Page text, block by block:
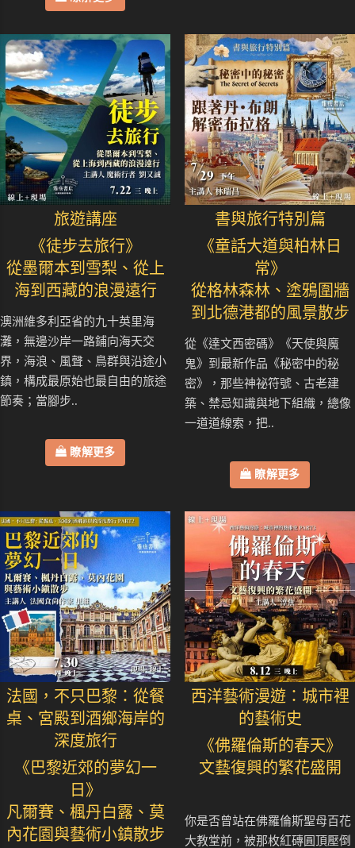
旅遊講座
《徒步去旅行》
從墨爾本到雪梨、從上
海到西藏的浪漫遠行
澳洲維多利亞省的九十英里海
灘，無邊沙岸一路鋪向海天交
界，海浪、風聲、鳥群與沿途小
鎮，構成最原始也最自由的旅途
節奏；當腳步..
瞭解更多
書與旅行特別篇
《童話大道與柏林日
常》
從格林森林、塗鴉圍牆
到北德港都的風景散步
從《達文西密碼》《天使與魔
鬼》到最新作品《秘密中的秘
密》，那些神祕符號、古老建
築、禁忌知識與地下組織，總像
一道道線索，把..
瞭解更多
法國，不只巴黎：從餐
桌、宮殿到酒鄉海岸的
深度旅行
《巴黎近郊的夢幻一
日》
凡爾賽、楓丹白露、莫
內花園與藝術小鎮散步
西洋藝術漫遊：城市裡
的藝術史
《佛羅倫斯的春天》
文藝復興的繁花盛開
你是否曾站在佛羅倫斯聖母百花
大教堂前，被那枚紅磚圓頂壓倒